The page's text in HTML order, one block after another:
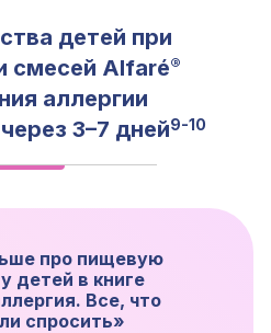
детей при
смесей Alfaré®
аллергии
3–7 дней9-10
про пищевую
детей в книге
Все, что
спросить»